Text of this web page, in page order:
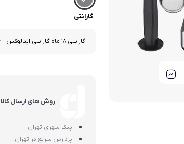
لوازم پخت و پز
وافل ساز
هات داگ پز
گارانتی
روش های ارسال کالا
پیک شهری تهران
پردازش سریع در تهران